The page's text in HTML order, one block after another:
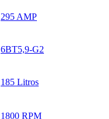
295 AMP
6BT5,9-G2
185 Litros
1800 RPM